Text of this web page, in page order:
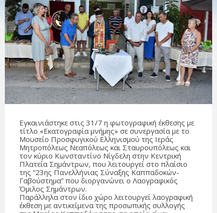
Εγκαινιάστηκε στις 31/7 η φωτογραφική έκθεσης με
τίτλο «Εκατογραφία μνήμης» σε συνεργασία με το
Μουσείο Προσφυγικού Ελληνισμού της Ιεράς
Μητροπόλεως Νεαπόλεως και Σταυρουπόλεως και
τον κύριο Κωνσταντίνο Νίγδελη στην Κεντρική
Πλατεία Σημάντρων, που λειτουργεί στο πλαίσιο
της “23ης Πανελλήνιας Σύναξης Καππαδοκών-
Γαβούστημα” που διοργανώνει ο Λαογραφικός
Όμιλος Σημάντρων.
Παράλληλα στον ίδιο χώρο λειτουργεί λαογραφική
έκθεση με αντικείμενα της προσωπικής συλλογής